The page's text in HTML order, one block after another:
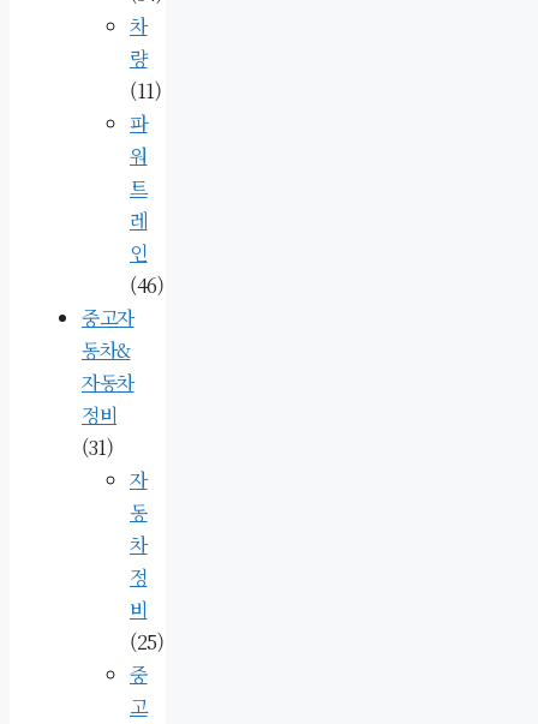
차
량
(11)
파
워
트
레
인
(46)
중고자
동차&
자동차
정비
(31)
자
동
차
정
비
(25)
중
고